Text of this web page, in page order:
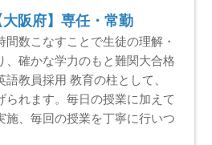
阪府】専任・常勤
数こなすことで生徒の理解・
、確かな学力のもと難関大合格
教員採用 教育の柱として、
られます。毎日の授業に加えて
施、毎回の授業を丁寧に行いつ